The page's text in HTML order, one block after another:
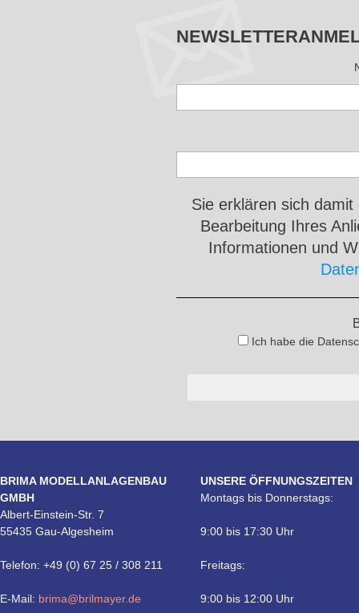
Sie erklären sich
Bearbeitung Ihres
Informationen und
Ich habe die
BRIMA MODELLANLAGENBAU
GMBH
Albert-Einstein-Str. 7
55435 Gau-Algesheim
Telefon: +49 (0) 67 25 / 308 211
E-Mail: brima@brilmayer.de
UNSERE ÖFFNUNGSZEITEN
Montags bis Donnerstags:
9:00 bis 17:30 Uhr
Freitags:
9:00 bis 12:00 Uhr